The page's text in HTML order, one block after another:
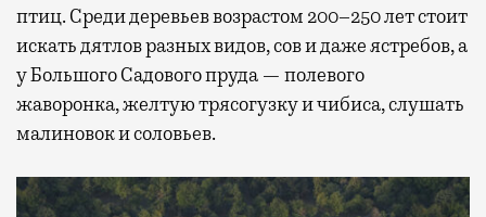
птиц. Среди деревьев возрастом 200–250 лет стоит
искать дятлов разных видов, сов и даже ястребов, а
у Большого Садового пруда — полевого
жаворонка, желтую трясогузку и чибиса, слушать
малиновок и соловьев.